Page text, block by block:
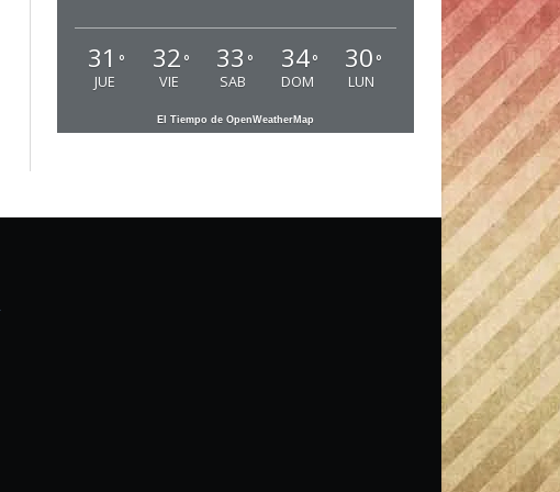
31 °
JUE
32 °
VIE
33 °
SAB
34°
DOM
30 °
LUN
El Tiempo de OpenWeatherMap